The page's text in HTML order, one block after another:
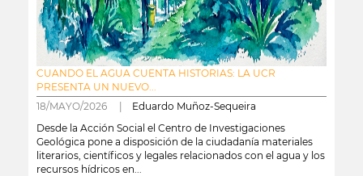
CUANDO EL AGUA CUENTA HISTORIAS: LA UCR
PRESENTA UN NUEVO...
18/MAYO/2026 | Eduardo Muñoz-Sequeira
Desde la Acción Social el Centro de Investigaciones
Geológica pone a disposición de la ciudadanía materiales
literarios, científicos y legales relacionados con el agua y los
recursos hídricos en...